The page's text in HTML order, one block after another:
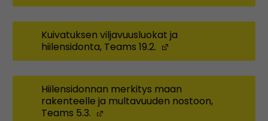
Kuivatuksen viljavuusluokat ja
hiilensidonta, Teams 19.2.
Hiilensidonnan merkitys maan
rakenteelle ja multavuuden nostoon,
Teams 5.3.